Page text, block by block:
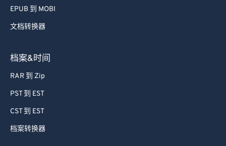
EPUB 到 MOBI
文档转换器
档案&时间
RAR 到 Zip
PST 到 EST
CST 到 EST
档案转换器